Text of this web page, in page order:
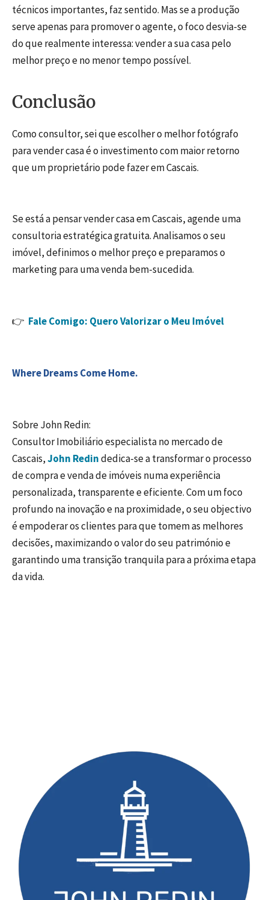
técnicos importantes, faz sentido. Mas se a produção
serve apenas para promover o agente, o foco desvia-se
do que realmente interessa: vender a sua casa pelo
melhor preço e no menor tempo possível.
Conclusão
Como consultor, sei que escolher o melhor fotógrafo
para vender casa é o investimento com maior retorno
que um proprietário pode fazer em Cascais.
Se está a pensar vender casa em Cascais, agende uma
consultoria estratégica gratuita. Analisamos o seu
imóvel, definimos o melhor preço e preparamos o
marketing para uma venda bem-sucedida.
👉 Fale Comigo: Quero Valorizar o Meu Imóvel
Where Dreams Come Home.
Sobre John Redin:
Consultor Imobiliário especialista no mercado de
Cascais,John Redindedica-se a transformar o processo
de compra e venda de imóveis numa experiência
personalizada, transparente e eficiente. Com um foco
profundo na inovação e na proximidade, o seu objectivo
é empoderar os clientes para que tomem as melhores
decisões, maximizando o valor do seu património e
garantindo uma transição tranquila para a próxima etapa
da vida.